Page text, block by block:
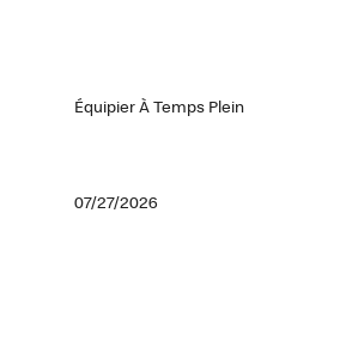
Équipier À Temps Plein
07/27/2026